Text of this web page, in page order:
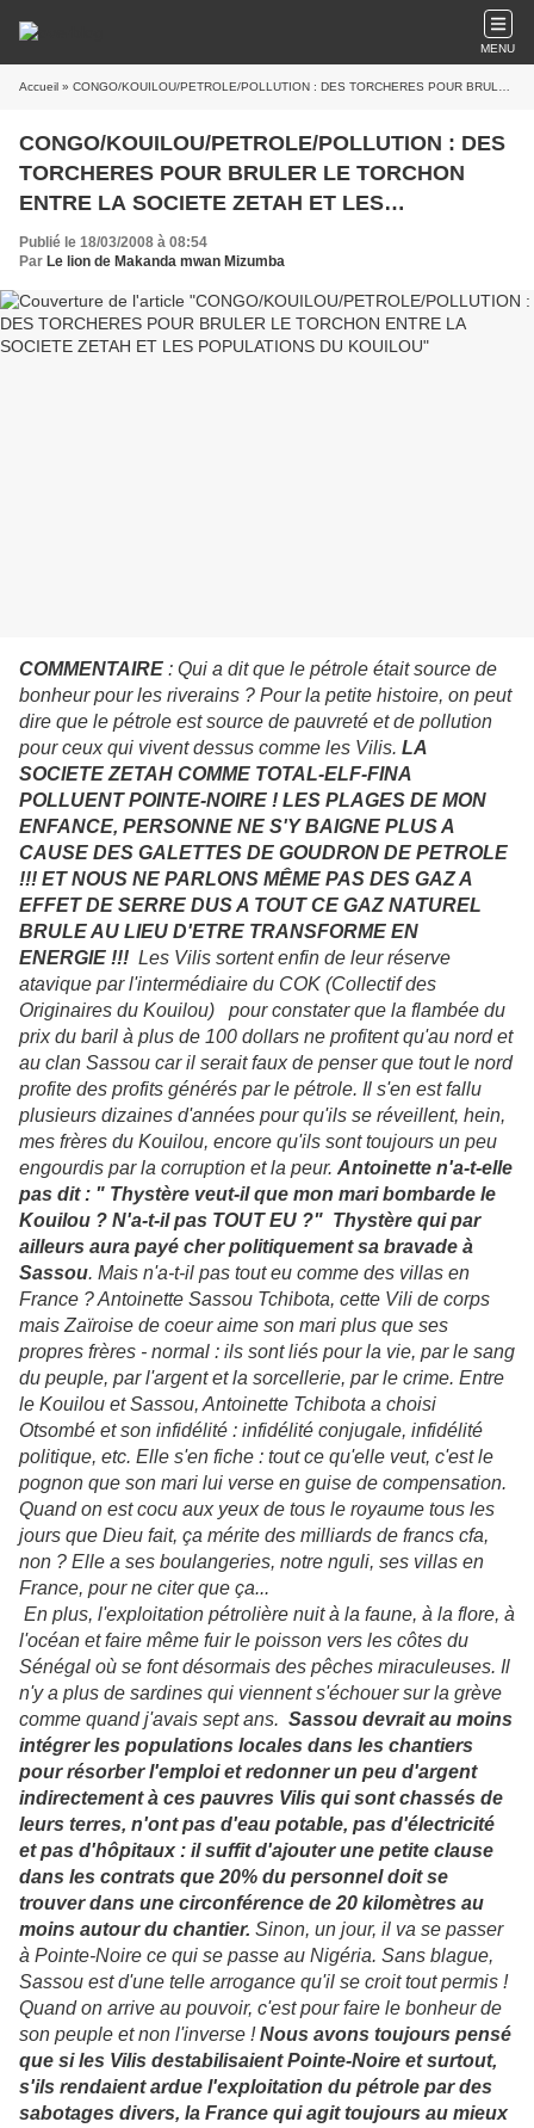
MENU
Accueil » CONGO/KOUILOU/PETROLE/POLLUTION : DES TORCHERES POUR BRULER LE TORCHON ENTRE LA SOCIETE ZETAH ET LES POPULATIONS DU KOUILOU
CONGO/KOUILOU/PETROLE/POLLUTION : DES
TORCHERES POUR BRULER LE TORCHON
ENTRE LA SOCIETE ZETAH ET LES
POPULATIONS DU KOUILOU
Publié le 18/03/2008 à 08:54
Par Le lion de Makanda mwan Mizumba
COMMENTAIRE : Qui a dit que le pétrole était source de
bonheur pour les riverains ? Pour la petite histoire, on peut
dire que le pétrole est source de pauvreté et de pollution
pour ceux qui vivent dessus comme les Vilis. LA
SOCIETE ZETAH COMME TOTAL-ELF-FINA
POLLUENT POINTE-NOIRE ! LES PLAGES DE MON
ENFANCE, PERSONNE NE S'Y BAIGNE PLUS A
CAUSE DES GALETTES DE GOUDRON DE PETROLE
!!! ET NOUS NE PARLONS MÊME PAS DES GAZ A
EFFET DE SERRE DUS A TOUT CE GAZ NATUREL
BRULE AU LIEU D'ETRE TRANSFORME EN
ENERGIE !!! Les Vilis sortent enfin de leur réserve
atavique par l'intermédiaire du COK (Collectif des
Originaires du Kouilou) pour constater que la flambée du
prix du baril à plus de 100 dollars ne profitent qu'au nord et
au clan Sassou car il serait faux de penser que tout le nord
profite des profits générés par le pétrole. Il s'en est fallu
plusieurs dizaines d'années pour qu'ils se réveillent, hein,
mes frères du Kouilou, encore qu'ils sont toujours un peu
engourdis par la corruption et la peur. Antoinette n'a-t-elle
pas dit : " Thystère veut-il que mon mari bombarde le
Kouilou ? N'a-t-il pas TOUT EU ?" Thystère qui par
ailleurs aura payé cher politiquement sa bravade à
Sassou. Mais n'a-t-il pas tout eu comme des villas en
France ? Antoinette Sassou Tchibota, cette Vili de corps
mais Zaïroise de coeur aime son mari plus que ses
propres frères - normal : ils sont liés pour la vie, par le sang
du peuple, par l'argent et la sorcellerie, par le crime. Entre
le Kouilou et Sassou, Antoinette Tchibota a choisi
Otsombé et son infidélité : infidélité conjugale, infidélité
politique, etc. Elle s'en fiche : tout ce qu'elle veut, c'est le
pognon que son mari lui verse en guise de compensation.
Quand on est cocu aux yeux de tous le royaume tous les
jours que Dieu fait, ça mérite des milliards de francs cfa,
non ? Elle a ses boulangeries, notre nguli, ses villas en
France, pour ne citer que ça...
En plus, l'exploitation pétrolière nuit à la faune, à la flore, à
l'océan et faire même fuir le poisson vers les côtes du
Sénégal où se font désormais des pêches miraculeuses. Il
n'y a plus de sardines qui viennent s'échouer sur la grève
comme quand j'avais sept ans. Sassou devrait au moins
intégrer les populations locales dans les chantiers
pour résorber l'emploi et redonner un peu d'argent
indirectement à ces pauvres Vilis qui sont chassés de
leurs terres, n'ont pas d'eau potable, pas d'électricité
et pas d'hôpitaux : il suffit d'ajouter une petite clause
dans les contrats que 20% du personnel doit se
trouver dans une circonférence de 20 kilomètres au
moins autour du chantier. Sinon, un jour, il va se passer
à Pointe-Noire ce qui se passe au Nigéria. Sans blague,
Sassou est d'une telle arrogance qu'il se croit tout permis !
Quand on arrive au pouvoir, c'est pour faire le bonheur de
son peuple et non l'inverse !Nous avons toujours pensé
que si les Vilis destabilisaient Pointe-Noire et surtout,
s'ils rendaient ardue l'exploitation du pétrole par des
sabotages divers, la France qui agit toujours au mieux